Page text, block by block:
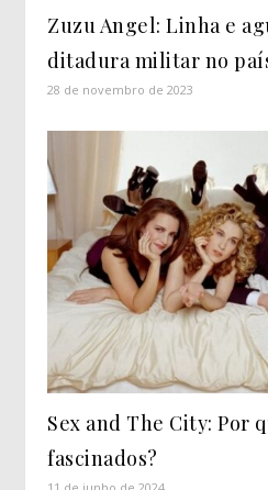
Zuzu Angel: Linha e
ditadura militar no
28 de novembro de 2023
Sex and The City: Por
fascinados?